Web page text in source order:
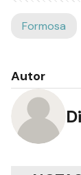
Formosa
Autor